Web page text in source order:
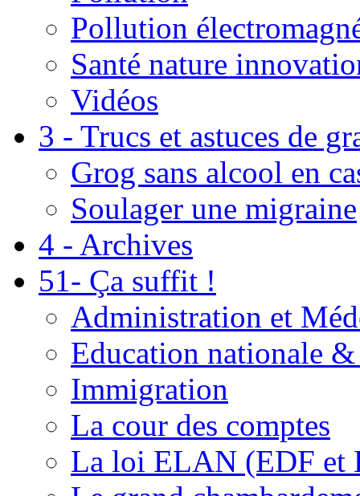
Pollution
Santé nature
Vidéos
3 - Trucs et astuces de
Grog sans alcool en
Soulager une migraine
4 - Archives
51- Ça suffit !
Administration et
Education nationale
Immigration
La cour des comptes
La loi ELAN (EDF et